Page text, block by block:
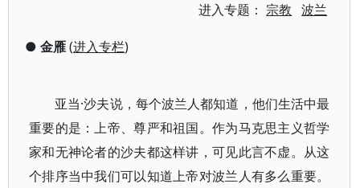
进入专题：宗教 波兰
● 金雁(进入专栏)
亚当·沙夫说，每个波兰人都知道，他们生活中最
重要的是：上帝、尊严和祖国。作为马克思主义哲学
家和无神论者的沙夫都这样讲，可见此言不虚。从这
个排序当中我们可以知道上帝对波兰人有多么重要。